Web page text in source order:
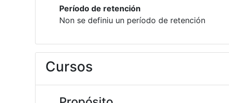
Período de retención
Non se definiu un período de retención
Cursos